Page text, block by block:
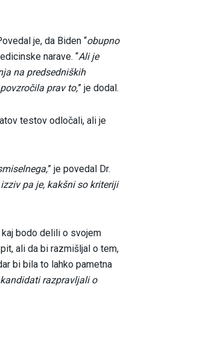
je, da Biden “obupno
narave. “Ali je
na predsedniških
prav to,” je dodal.
testov odločali, ali je
” je povedal Dr.
pa je, kakšni so kriteriji
bodo delili o svojem
ali da bi razmišljal o tem,
bi bila to lahko pametna
razpravljali o